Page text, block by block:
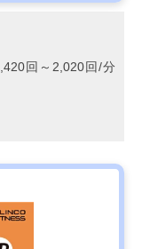
回～2,020回/分